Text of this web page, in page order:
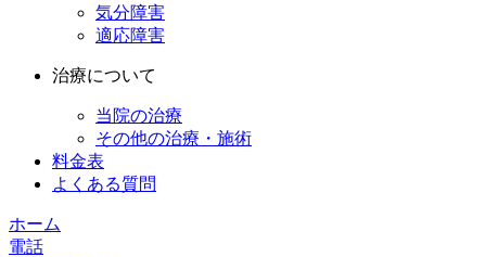
気分障害
適応障害
治療について
当院の治療
その他の治療・施術
料金表
よくある質問
ホーム
電話